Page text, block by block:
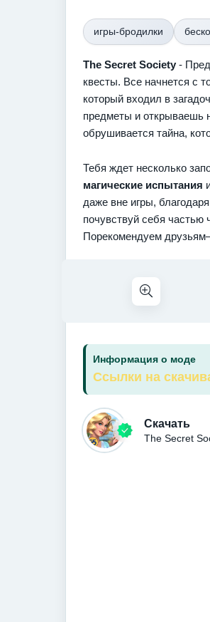
игры-бродилки
The Secret Society -
квесты. Все начнется с
который входил в
предметы и открываешь
обрушивается тайна,
Тебя ждет несколько
магические испытания
даже вне игры,
почувствуй себя частью
Порекомендуем
Информация о моде
Ссылки на
Скачать
The Secret